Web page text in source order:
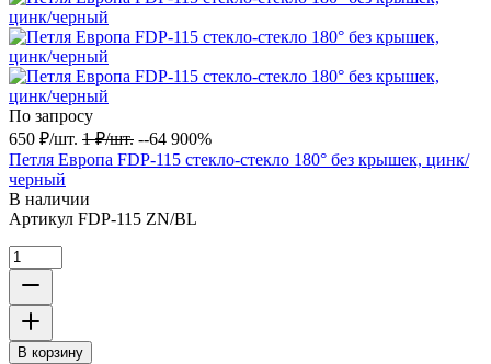
По запросу
650 ₽/шт. 1 ₽/шт. --64 900%
Петля Европа FDP-115 стекло-стекло 180° без крышек, цинк/
черный
В наличии
Артикул FDP-115 ZN/BL
В корзину